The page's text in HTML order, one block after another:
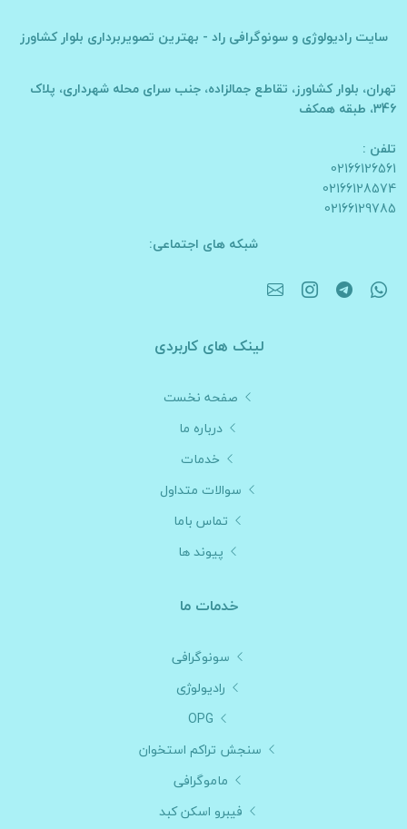
سایت رادیولوژی و سونوگرافی راد - بهترین تصویربرداری بلوار کشاورز
تهران، بلوار کشاورز، تقاطع جمالزاده، جنب سرای محله شهرداری، پلاک
346، طبقه همکف
تلفن :
02166126561
02166128574
02166129785
شبکه های اجتماعی:
لینک های کاربردی
صفحه نخست
درباره ما
خدمات
سوالات متداول
تماس باما
پیوند ها
خدمات ما
سونوگرافی
رادیولوژی
OPG
سنجش تراکم استخوان
ماموگرافی
فیبرو اسکن کبد